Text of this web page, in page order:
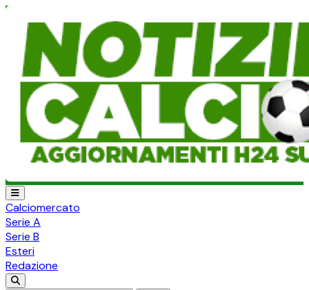
Calciomercato
Serie A
Serie B
Esteri
Redazione